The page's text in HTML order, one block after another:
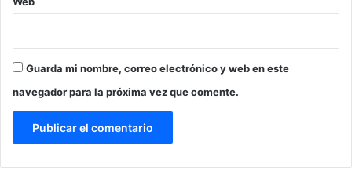
Guarda mi nombre, correo electrónico y web en este
navegador para la próxima vez que comente.